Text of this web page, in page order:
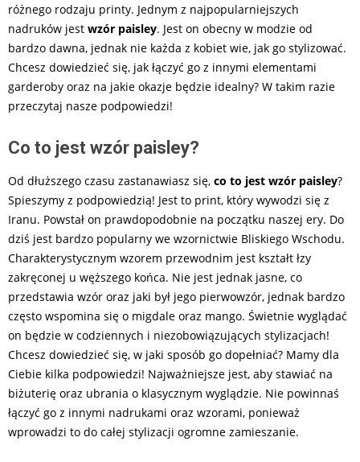
różnego rodzaju printy. Jednym z najpopularniejszych
nadruków jest wzór paisley. Jest on obecny w modzie od
bardzo dawna, jednak nie każda z kobiet wie, jak go stylizować.
Chcesz dowiedzieć się, jak łączyć go z innymi elementami
garderoby oraz na jakie okazje będzie idealny? W takim razie
przeczytaj nasze podpowiedzi!
Co to jest wzór paisley?
Od dłuższego czasu zastanawiasz się, co to jest wzór paisley?
Spieszymy z podpowiedzią! Jest to print, który wywodzi się z
Iranu. Powstał on prawdopodobnie na początku naszej ery. Do
dziś jest bardzo popularny we wzornictwie Bliskiego Wschodu.
Charakterystycznym wzorem przewodnim jest kształt łzy
zakręconej u węższego końca. Nie jest jednak jasne, co
przedstawia wzór oraz jaki był jego pierwowzór, jednak bardzo
często wspomina się o migdale oraz mango. Świetnie wyglądać
on będzie w codziennych i niezobowiązujących stylizacjach!
Chcesz dowiedzieć się, w jaki sposób go dopełniać? Mamy dla
Ciebie kilka podpowiedzi! Najważniejsze jest, aby stawiać na
biżuterię oraz ubrania o klasycznym wyglądzie. Nie powinnaś
łączyć go z innymi nadrukami oraz wzorami, ponieważ
wprowadzi to do całej stylizacji ogromne zamieszanie.